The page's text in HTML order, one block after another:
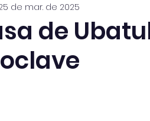
de
de mar. de 2025